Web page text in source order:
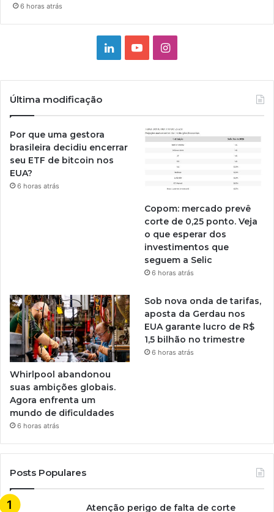
6 horas atrás
LinkedinYouTubeInstagram
Última modificação
Por que uma gestora
brasileira decidiu encerrar
seu ETF de bitcoin nos
EUA?
6 horas atrás
Copom: mercado prevê
corte de 0,25 ponto. Veja
o que esperar dos
investimentos que
seguem a Selic
6 horas atrás
Whirlpool abandonou
suas ambições globais.
Agora enfrenta um
mundo de dificuldades
6 horas atrás
Sob nova onda de tarifas,
aposta da Gerdau nos
EUA garante lucro de R$
1,5 bilhão no trimestre
6 horas atrás
Posts Populares
Atenção perigo de falta de corte